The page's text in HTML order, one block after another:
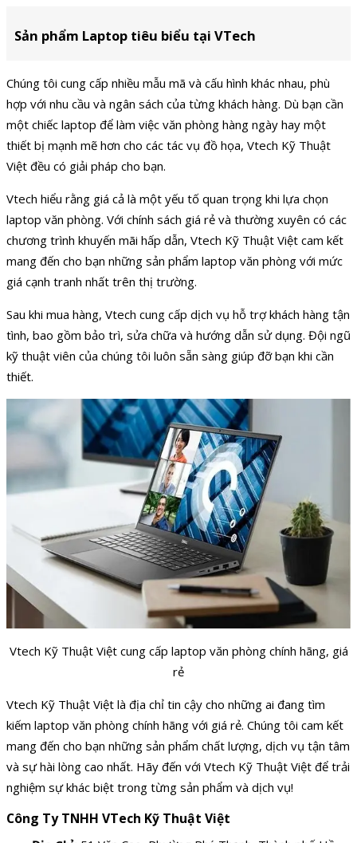
Sản phẩm Laptop tiêu biểu tại VTech
Chúng tôi cung cấp nhiều mẫu mã và cấu hình khác nhau, phù
hợp với nhu cầu và ngân sách của từng khách hàng. Dù bạn cần
một chiếc laptop để làm việc văn phòng hàng ngày hay một
thiết bị mạnh mẽ hơn cho các tác vụ đồ họa, Vtech Kỹ Thuật
Việt đều có giải pháp cho bạn.
Vtech hiểu rằng giá cả là một yếu tố quan trọng khi lựa chọn
laptop văn phòng. Với chính sách giá rẻ và thường xuyên có các
chương trình khuyến mãi hấp dẫn, Vtech Kỹ Thuật Việt cam kết
mang đến cho bạn những sản phẩm laptop văn phòng với mức
giá cạnh tranh nhất trên thị trường.
Sau khi mua hàng, Vtech cung cấp dịch vụ hỗ trợ khách hàng tận
tình, bao gồm bảo trì, sửa chữa và hướng dẫn sử dụng. Đội ngũ
kỹ thuật viên của chúng tôi luôn sẵn sàng giúp đỡ bạn khi cần
thiết.
Vtech Kỹ Thuật Việt cung cấp laptop văn phòng chính hãng, giá
rẻ
Vtech Kỹ Thuật Việt là địa chỉ tin cậy cho những ai đang tìm
kiếm laptop văn phòng chính hãng với giá rẻ. Chúng tôi cam kết
mang đến cho bạn những sản phẩm chất lượng, dịch vụ tận tâm
và sự hài lòng cao nhất. Hãy đến với Vtech Kỹ Thuật Việt để trải
nghiệm sự khác biệt trong từng sản phẩm và dịch vụ!
Công Ty TNHH VTech Kỹ Thuật Việt